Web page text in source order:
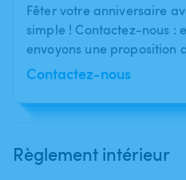
Fêter votre anniversaire
simple ! Contactez-nous :
envoyons une proposition
Contactez-nous
Règlement intérieur